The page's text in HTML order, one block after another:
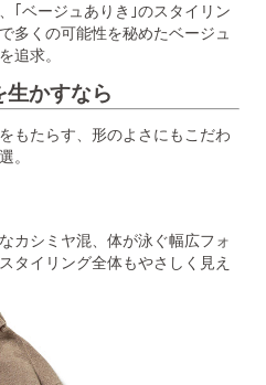
｢ベージュありき｣のスタイリン
多くの可能性を秘めたベージュ
追求。
生かすなら
もたらす、形のよさにもこだわ
。
カシミヤ混、体が泳ぐ幅広フォ
タイリング全体もやさしく見え